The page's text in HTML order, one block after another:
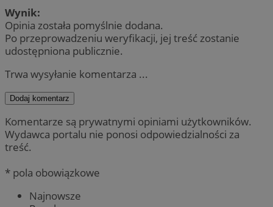
Wynik:
Opinia została pomyślnie dodana.
Po przeprowadzeniu weryfikacji, jej treść zostanie
udostępniona publicznie.
Trwa wysyłanie komentarza ...
Dodaj komentarz
Komentarze są prywatnymi opiniami użytkowników.
Wydawca portalu nie ponosi odpowiedzialności za
treść.
* pola obowiązkowe
Najnowsze